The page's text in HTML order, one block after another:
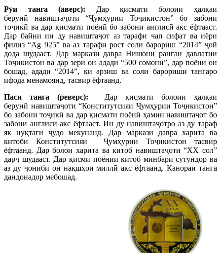
Рӯи танга (аверс): Дар қисмати болоии ҳалқаи
берунӣ навиштаҷоти “Ҷумҳурии Тоҷикистон” бо забони
тоҷикӣ ва дар қисмати поёнӣ бо забони англисӣ акс ёфтааст.
Дар байни ин ду навиштаҷот аз тарафи чап сифат ва иёри
филиз “Ag 925” ва аз тарафи рост соли барориш “2014” ҷой
дода шудааст. Дар маркази давра Нишони рангаи давлатии
Тоҷикистон ва дар зери он адади “500 сомонӣ”, дар поёни он
бошад, адади “2014”, ки арзиш ва соли барориши тангаро
ифода менамоянд, тасвир ёфтаанд.
Паси танга (реверс): Дар қисмати болоии ҳалқаи
берунӣ навиштаҷоти “Конститутсияи Ҷумҳурии Тоҷикистон”
бо забони тоҷикӣ ва дар қисмати поёнӣ ҳамин навиштаҷот бо
забони англисӣ акс ёфтааст. Ин ду навиштаҷотро аз ду тараф
як нуқтагӣ ҷудо мекунанд. Дар маркази давра харита ва
китоби Конститутсияи Ҷумҳурии Тоҷикистон тасвир
ёфтаанд. Дар болои харита ва китоб навиштаҷоти “ХХ сол”
дарҷ шудааст. Дар қисми поёнии китоб минбари сутундор ва
аз ду ҷониби он нақшҳои миллӣ акс ёфтаанд. Канораи танга
дандонадор мебошад.